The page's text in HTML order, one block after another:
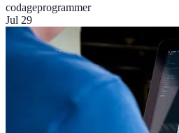
codageprogrammer
Jul 29